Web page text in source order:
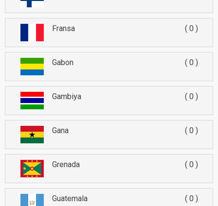
Fransa 0
Gabon 0
Gambiya 0
Gana 0
Grenada 0
Guatemala 0